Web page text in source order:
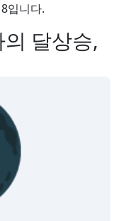
달상승,
입니다.